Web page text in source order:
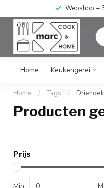
Webshop +
Home Keukengerei
Home / Tags /
Producten
Prijs
Min